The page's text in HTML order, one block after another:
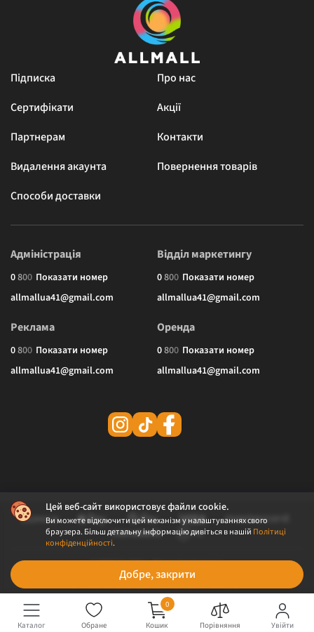
Каталог Обране
0
Кошик
Порівняння Увійти
Цей веб-сайт використовує файли cookie.
Ви можете відключити цей механізм у налаштуваннях свого
браузера. Більш детальну інформацію дивіться в нашій Політиці
конфіденційності.
Добре, закрити
Підписка
Про нас
Сертифікати
Акції
Партнерам
Контакти
Видалення акаунта
Повернення товарів
Способи доставки
Адміністрація
0800 Показати номер
allmallua41@gmail.com
Відділ маркетингу
0800 Показати номер
allmallua41@gmail.com
Реклама
0800 Показати номер
allmallua41@gmail.com
Оренда
0800 Показати номер
allmallua41@gmail.com
© 2026 ALLMALL. Всі права захищені.
Політика конфіденційності